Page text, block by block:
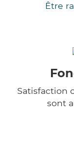
Être
Satisfaction
sont